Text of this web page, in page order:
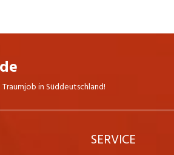
in Süddeutschland!
SERVICE